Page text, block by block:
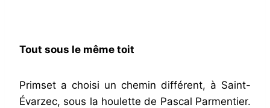
Tout sous le même toit
Primset a choisi un chemin différent, à Saint-
Évarzec, sous la houlette de Pascal Parmentier.